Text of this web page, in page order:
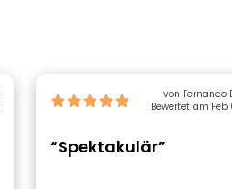
von Fernando
Bewertet am Feb
“Spektakulär”